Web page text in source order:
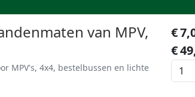
€
€
van MPV,
MPV's, 4x4, bestelbussen en lichte